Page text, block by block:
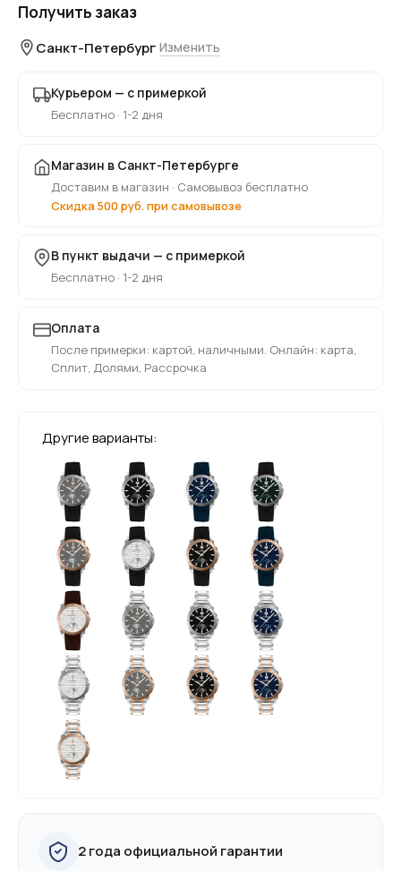
Получить заказ
Санкт-Петербург Изменить
Курьером — с примеркой
Бесплатно · 1-2 дня
Магазин в Санкт-Петербурге
Доставим в магазин · Самовывоз бесплатно
Скидка 500 руб. при самовывозе
В пункт выдачи — с примеркой
Бесплатно · 1-2 дня
Оплата
После примерки: картой, наличными. Онлайн: карта,
Сплит, Долями, Рассрочка
Другие варианты:
2 года официальной гарантии